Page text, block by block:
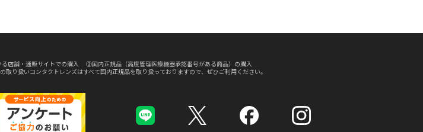
舗・通販サイトでの購入 ③国内正規品（高度管理医療機器承認番号がある商品）の購入
り扱いコンタクトレンズはすべて国内正規品を取り扱っておりますので、ぜひご利用ください。